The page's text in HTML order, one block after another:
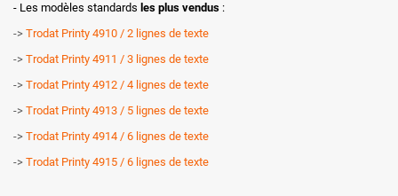
- Les modèles standards les plus vendus :
-> Trodat Printy 4910 / 2 lignes de texte
-> Trodat Printy 4911 / 3 lignes de texte
-> Trodat Printy 4912 / 4 lignes de texte
-> Trodat Printy 4913 / 5 lignes de texte
-> Trodat Printy 4914 / 6 lignes de texte
-> Trodat Printy 4915 / 6 lignes de texte